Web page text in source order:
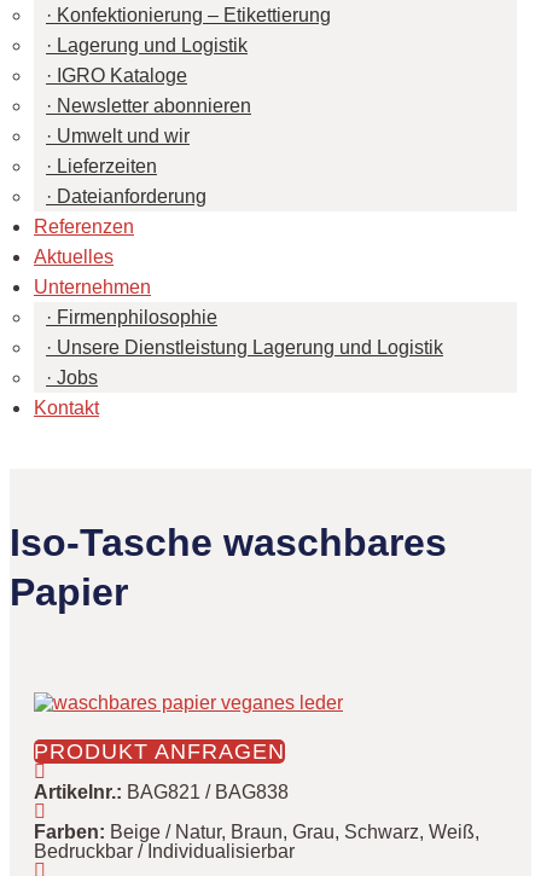
Konfektionierung – Etikettierung
Lagerung und Logistik
IGRO Kataloge
Newsletter abonnieren
Umwelt und wir
Lieferzeiten
Dateianforderung
Referenzen
Aktuelles
Unternehmen
Firmenphilosophie
Unsere Dienstleistung Lagerung und Logistik
Jobs
Kontakt
Iso-Tasche waschbares
Papier
PRODUKT ANFRAGEN
Artikelnr.: BAG821 / BAG838
Farben: Beige / Natur, Braun, Grau, Schwarz, Weiß,
Bedruckbar / Individualisierbar